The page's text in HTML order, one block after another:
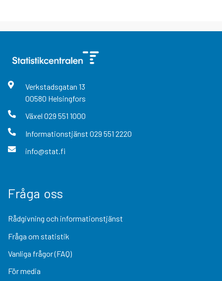
Verkstadsgatan 13
00580 Helsingfors
Växel 029 551 1000
Informationstjänst 029 551 2220
info@stat.fi
Fråga oss
Rådgivning och informationstjänst
Fråga om statistik
Vanliga frågor (FAQ)
För media